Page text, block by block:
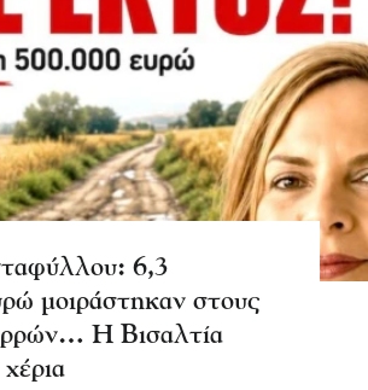
6,3
μοιράστηκαν στους
Η Βισαλτία